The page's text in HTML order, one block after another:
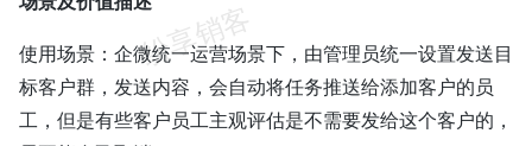
使用场景：企微统一运营场景下，由管理员统一设置发送目
标客户群，发送内容，会自动将任务推送给添加客户的员
工，但是有些客户员工主观评估是不需要发给这个客户的，